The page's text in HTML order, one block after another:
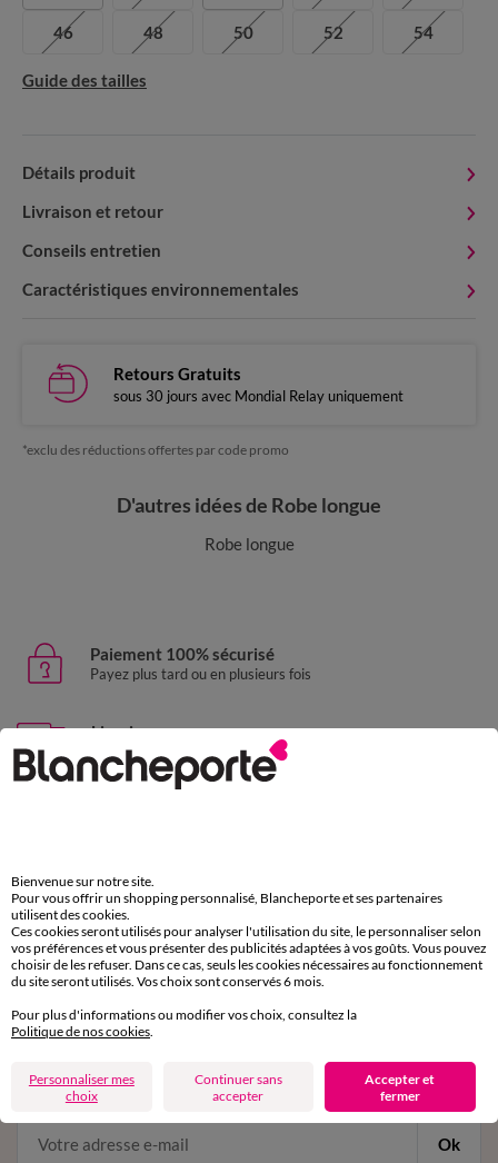
46 48 50 52 54
Guide des tailles
Détails produit
Livraison et retour
Conseils entretien
Caractéristiques environnementales
Retours Gratuits
sous 30 jours avec Mondial Relay uniquement
*exclu des réductions offertes par code promo
D'autres idées de Robe longue
Robe longue
Paiement 100% sécurisé
Payez plus tard ou en plusieurs fois
Livraison express
domicile, relais, consignes automatiques
Service clients
par chat et par téléphone
de 8h00 à 20h00 du lundi au samedi
11€ Offerts
en vous inscrivant à la newsletter
conditions dans votre email de confirmation
Ok
Bienvenue sur notre site.
Pour vous offrir un shopping personnalisé, Blancheporte et ses partenaires
utilisent des cookies.
Ces cookies seront utilisés pour analyser l'utilisation du site, le personnaliser selon
vos préférences et vous présenter des publicités adaptées à vos goûts. Vous pouvez
choisir de les refuser. Dans ce cas, seuls les cookies nécessaires au fonctionnement
du site seront utilisés. Vos choix sont conservés 6 mois.
Pour plus d'informations ou modifier vos choix, consultez la
Politique de nos cookies.
Personnaliser mes
choix
Continuer sans
accepter
Accepter et
fermer